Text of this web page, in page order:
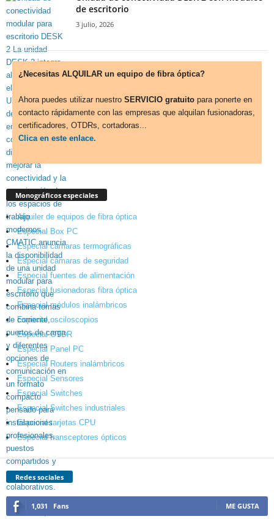
de escritorio
3 julio, 2026
¿Necesitas ALQUILAR un equipo de fibra óptica?
Ahora puedes utilizar nuestro SERVICIO gratuito para ponerte en
contacto rápidamente con las empresas que alquilan fusionadoras,
certificadores, OTDRs, cortadoras...
Clica en este enlace.
Monográficos especiales
Alquiler de equipos de fibra óptica
Especial Box PC
Especial cámaras termográficas
Especial cámaras de seguridad
Especial fuentes de alimentación
Especial fusionadoras fibra óptica
Especial módulos inalámbricos
Especial osciloscopios
Especial OTDR
Especial Panel PC
Especial Routers inalámbricos
Especial Sensores
Especial Switches
Especial Switches industriales
Especial tarjetas CPU
Especial transceptores ópticos
Redes sociales
1,031 Fans ME GUSTA